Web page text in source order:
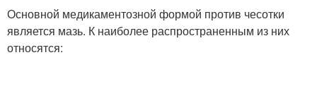
Основной медикаментозной формой против чесотки
является мазь. К наиболее распространенным из них
относятся: